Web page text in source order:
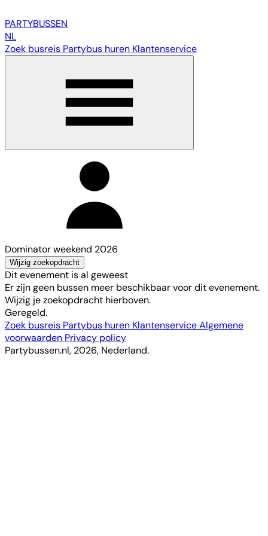
PARTYBUSSEN
NL
Zoek busreis Partybus huren Klantenservice
Dominator weekend 2026
Wijzig zoekopdracht
Dit evenement is al geweest
Er zijn geen bussen meer beschikbaar voor dit evenement.
Wijzig je zoekopdracht hierboven.
Geregeld.
Zoek busreis Partybus huren KlantenserviceAlgemene
voorwaarden Privacy policy
Partybussen.nl, 2026, Nederland.